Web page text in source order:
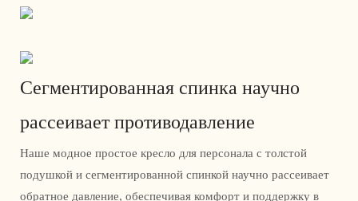
Сегментированная спинка научно
рассеивает противодавление
Наше модное простое кресло для персонала с толстой
подушкой и сегментированной спинкой научно рассеивает
обратное давление, обеспечивая комфорт и поддержку в